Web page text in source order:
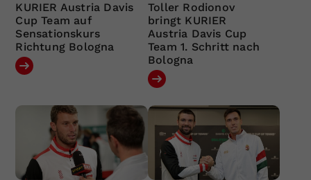
KURIER Austria Davis
Cup Team auf
Sensationskurs
Richtung Bologna
Toller Rodionov
bringt KURIER
Austria Davis Cup
Team 1. Schritt nach
Bologna